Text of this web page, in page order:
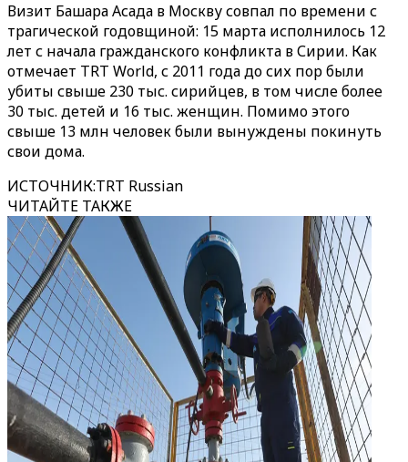
Визит Башара Асада в Москву совпал по времени с
трагической годовщиной: 15 марта исполнилось 12
лет с начала гражданского конфликта в Сирии. Как
отмечает TRT World, с 2011 года до сих пор были
убиты свыше 230 тыс. сирийцев, в том числе более
30 тыс. детей и 16 тыс. женщин. Помимо этого
свыше 13 млн человек были вынуждены покинуть
свои дома.
ИСТОЧНИК:TRT Russian
ЧИТАЙТЕ ТАКЖЕ